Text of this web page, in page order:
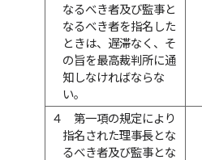
なるべき者及び監事と
なるべき者を指名した
ときは、遅滞なく、そ
の旨を最高裁判所に通
知しなければならな
い。
４
第一項の規定により
指名された理事長とな
るべき者及び監事とな